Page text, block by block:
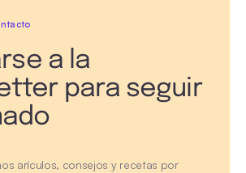
a la
para seguir
arículos, consejos y recetas por